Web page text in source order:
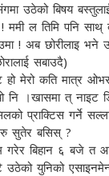
उठेको बिषय
ममी ल तिमि पनि
! अब छोरीलाइ भने
सबाउदै)
मेरो कति मात्र ओभर
नि ।खासमा त् नाइट
प्राक्टिस गर्ने
सुतेर बसिस् ?
गरेर बिहान ६ बजे त
युनिको